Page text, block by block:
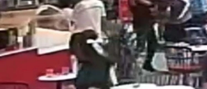
Politika
Uşak